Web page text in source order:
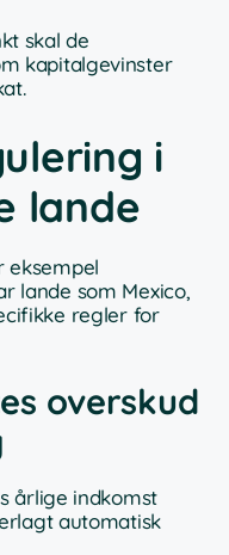
skal de
kapitalgevinster
i
lande
lande som Mexico,
regler for
overskud
årlige indkomst
automatisk